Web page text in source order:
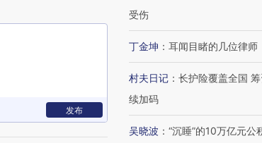
发布
受伤
丁金坤 ： 耳闻目睹的几位律师
村夫日记 ： 长护险覆盖全国
续加码
吴晓波 ： “沉睡”的10万亿元公